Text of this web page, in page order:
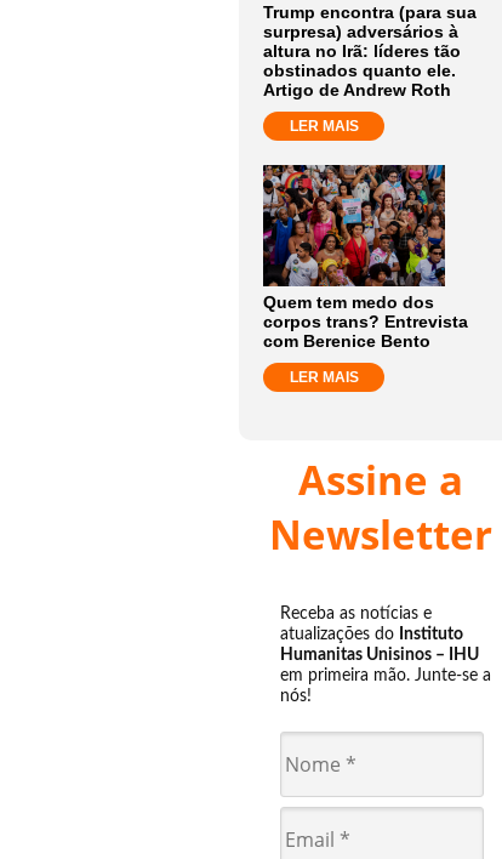
Trump encontra (para sua
surpresa) adversários à
altura no Irã: líderes tão
obstinados quanto ele.
Artigo de Andrew Roth
LER MAIS
Quem tem medo dos
corpos trans? Entrevista
com Berenice Bento
LER MAIS
Assine a
Newsletter
Receba as notícias e
atualizações do Instituto
Humanitas Unisinos – IHU
em primeira mão. Junte-se a
nós!